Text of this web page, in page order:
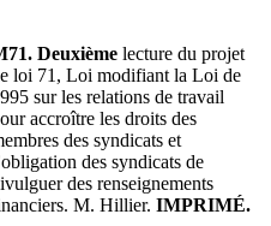
Deuxième lecture du projet
loi 71, Loi modifiant la Loi de
sur les relations de travail
accroître les droits des
des syndicats et
des syndicats de
des renseignements
M. Hillier. IMPRIMÉ.